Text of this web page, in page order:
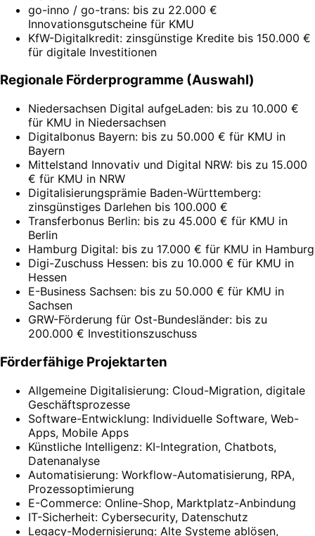
go-inno / go-trans: bis zu 22.000 €
Innovationsgutscheine für KMU
KfW-Digitalkredit: zinsgünstige Kredite bis 150.000 €
für digitale Investitionen
Regionale Förderprogramme (Auswahl)
Niedersachsen Digital aufgeLaden: bis zu 10.000 €
für KMU in Niedersachsen
Digitalbonus Bayern: bis zu 50.000 € für KMU in
Bayern
Mittelstand Innovativ und Digital NRW: bis zu 15.000
€ für KMU in NRW
Digitalisierungsprämie Baden-Württemberg:
zinsgünstiges Darlehen bis 100.000 €
Transferbonus Berlin: bis zu 45.000 € für KMU in
Berlin
Hamburg Digital: bis zu 17.000 € für KMU in Hamburg
Digi-Zuschuss Hessen: bis zu 10.000 € für KMU in
Hessen
E-Business Sachsen: bis zu 50.000 € für KMU in
Sachsen
GRW-Förderung für Ost-Bundesländer: bis zu
200.000 € Investitionszuschuss
Förderfähige Projektarten
Allgemeine Digitalisierung: Cloud-Migration, digitale
Geschäftsprozesse
Software-Entwicklung: Individuelle Software, Web-
Apps, Mobile Apps
Künstliche Intelligenz: KI-Integration, Chatbots,
Datenanalyse
Automatisierung: Workflow-Automatisierung, RPA,
Prozessoptimierung
E-Commerce: Online-Shop, Marktplatz-Anbindung
IT-Sicherheit: Cybersecurity, Datenschutz
Legacy-Modernisierung: Alte Systeme ablösen,